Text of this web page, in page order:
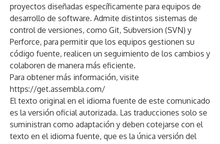
proyectos diseñadas específicamente para equipos de
desarrollo de software. Admite distintos sistemas de
control de versiones, como Git, Subversion (SVN) y
Perforce, para permitir que los equipos gestionen su
código fuente, realicen un seguimiento de los cambios y
colaboren de manera más eficiente.
Para obtener más información, visite
https://get.assembla.com/
El texto original en el idioma fuente de este comunicado
es la versión oficial autorizada. Las traducciones solo se
suministran como adaptación y deben cotejarse con el
texto en el idioma fuente, que es la única versión del